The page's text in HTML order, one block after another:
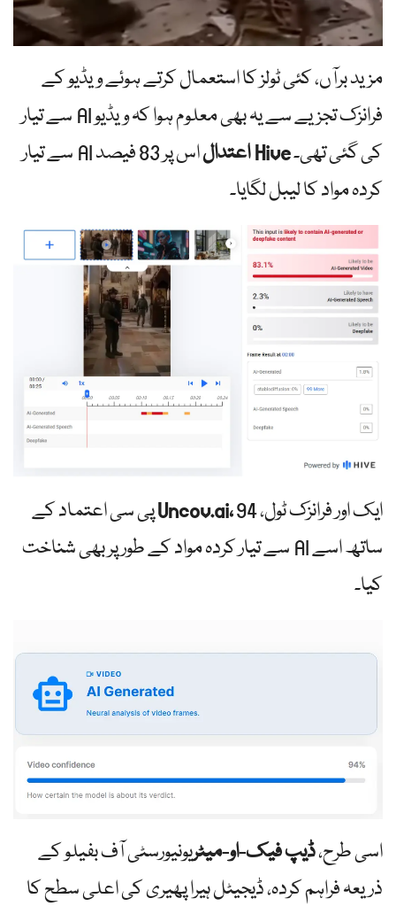
مزید برآں، کئی ٹولز کا استعمال کرتے ہوئے ویڈیو کے
فرانزک تجزیے سے یہ بھی معلوم ہوا کہ ویڈیو AI سے تیار
کی گئی تھی۔Hive اعتدال
اس پر 83 فیصد AI سے تیار
کردہ مواد کا لیبل لگایا۔
ایک اور فرانزک ٹول، Uncov.ai،94 پی سی اعتماد کے
ساتھ اسے AI سے تیار کردہ مواد کے طور پر بھی شناخت
کیا۔
اسی طرح،ڈیپ فیک-او-میٹریونیورسٹی آف بفیلو کے
ذریعہ فراہم کردہ، ڈیجیٹل ہیرا پھیری کی اعلی سطح کا